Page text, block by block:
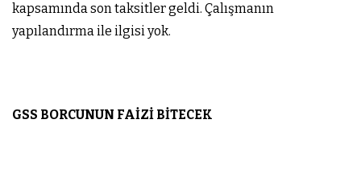
kapsamında son taksitler geldi. Çalışmanın
yapılandırma ile ilgisi yok.
GSS BORCUNUN FAİZİ BİTECEK